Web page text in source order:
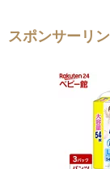
スポンサーリ